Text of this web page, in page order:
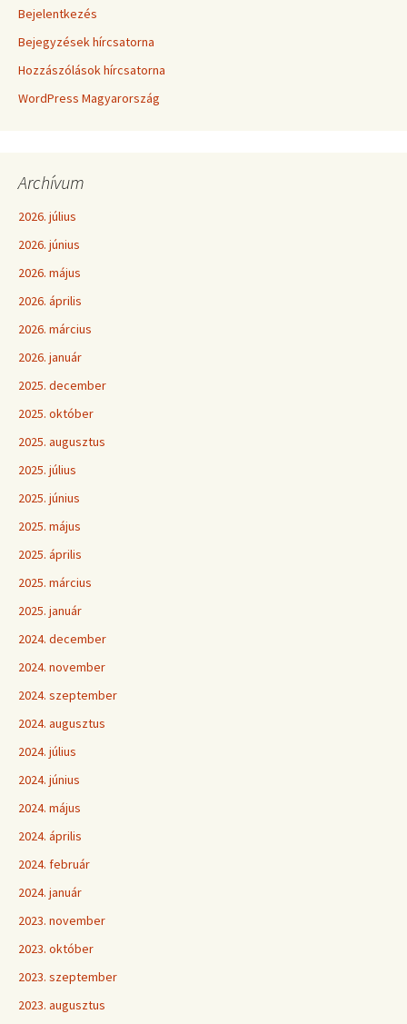
Bejelentkezés
Bejegyzések hírcsatorna
Hozzászólások hírcsatorna
WordPress Magyarország
Archívum
2026. július
2026. június
2026. május
2026. április
2026. március
2026. január
2025. december
2025. október
2025. augusztus
2025. július
2025. június
2025. május
2025. április
2025. március
2025. január
2024. december
2024. november
2024. szeptember
2024. augusztus
2024. július
2024. június
2024. május
2024. április
2024. február
2024. január
2023. november
2023. október
2023. szeptember
2023. augusztus